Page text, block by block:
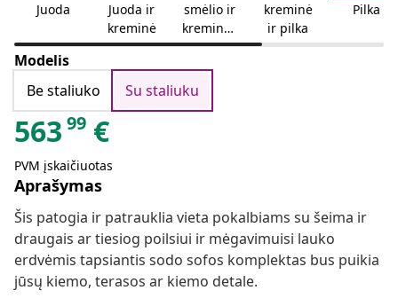
Juoda
Juoda ir
kreminė
smėlio ir
kreminės
spalvos
kreminė
ir pilka
Pilka
Modelis
Be staliuko
Su staliuku
563 99 €
PVM įskaičiuotas
Aprašymas
Šis patogia ir patrauklia vieta pokalbiams su šeima ir
draugais ar tiesiog poilsiui ir mėgavimuisi lauko
erdvėmis tapsiantis sodo sofos komplektas bus puikia
jūsų kiemo, terasos ar kiemo detale.